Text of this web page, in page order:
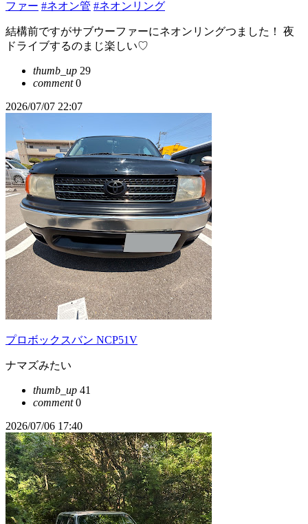
ファー #ネオン管 #ネオンリング
結構前ですがサブウーファーにネオンリングつました！ 夜
ドライブするのまじ楽しい♡
thumb_up 29
comment0
2026/07/07 22:07
プロボックスバン NCP51V
ナマズみたい
thumb_up 41
comment0
2026/07/06 17:40